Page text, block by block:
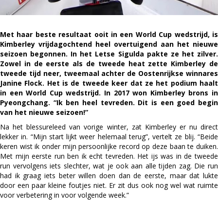
Met haar beste resultaat ooit in een World Cup wedstrijd, is
Kimberley vrijdagochtend heel overtuigend aan het nieuwe
seizoen begonnen. In het Letse Sigulda pakte ze het zilver.
Zowel in de eerste als de tweede heat zette Kimberley de
tweede tijd neer, tweemaal achter de Oostenrijkse winnares
Janine Flock. Het is de tweede keer dat ze het podium haalt
in een World Cup wedstrijd. In 2017 won Kimberley brons in
Pyeongchang. “Ik ben heel tevreden. Dit is een goed begin
van het nieuwe seizoen!”
Na het blessureleed van vorige winter, zat Kimberley er nu direct
lekker in. “Mijn start lijkt weer helemaal terug”, vertelt ze blij. “Beide
keren wist ik onder mijn persoonlijke record op deze baan te duiken.
Met mijn eerste run ben ik echt tevreden. Het ijs was in de tweede
run vervolgens iets slechter, wat je ook aan alle tijden zag. Die run
had ik graag iets beter willen doen dan de eerste, maar dat lukte
door een paar kleine foutjes niet. Er zit dus ook nog wel wat ruimte
voor verbetering in voor volgende week.”